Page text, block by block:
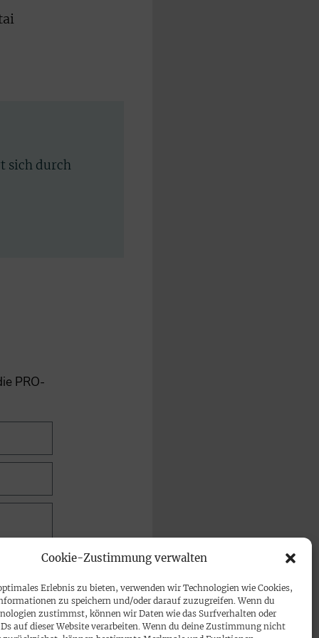
Cookie-Zustimmung verwalten
Erlebnis zu bieten, verwenden wir Technologien wie Cookies,
zu speichern und/oder darauf zuzugreifen. Wenn du
zustimmst, können wir Daten wie das Surfverhalten oder
auf dieser Website verarbeiten. Wenn du deine Zustimmung nicht
sich durch
PRO-